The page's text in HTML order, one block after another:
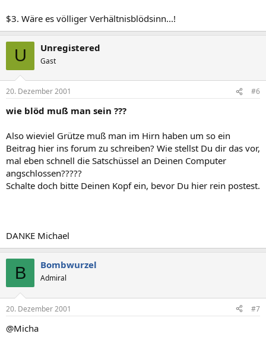
$3. Wäre es völliger Verhältnisblödsinn...!
U Unregistered
Gast
20. Dezember 2001 #6
wie blöd muß man sein ???
Also wieviel Grütze muß man im Hirn haben um so ein
Beitrag hier ins forum zu schreiben? Wie stellst Du dir das vor,
mal eben schnell die Satschüssel an Deinen Computer
angschlossen?????
Schalte doch bitte Deinen Kopf ein, bevor Du hier rein postest.
DANKE Michael
B Bombwurzel
Admiral
20. Dezember 2001 #7
@Micha